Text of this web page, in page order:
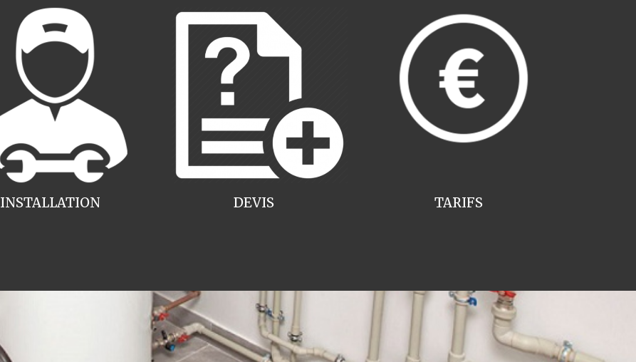
INSTALLATION TARIFS
DEVIS